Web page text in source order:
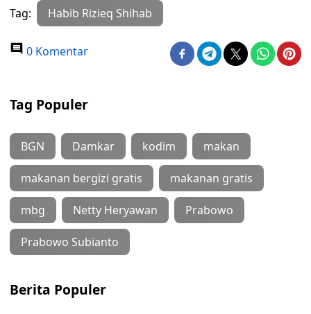
Tag: Habib Rizieq Shihab
0 Komentar
Tag Populer
BGN Damkar kodim makan
makanan bergizi gratis makanan gratis
mbg Netty Heryawan Prabowo
Prabowo Subianto
Berita Populer